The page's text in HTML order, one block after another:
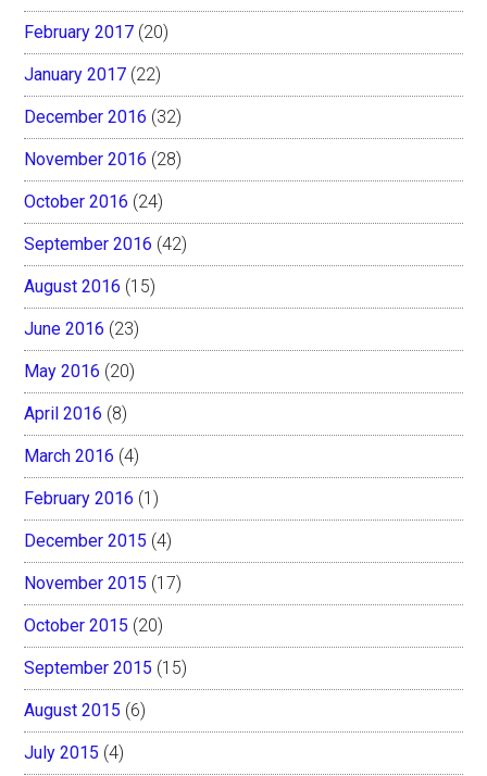
February 2017 (20)
January 2017 (22)
December 2016 (32)
November 2016 (28)
October 2016 (24)
September 2016 (42)
August 2016 (15)
June 2016 (23)
May 2016 (20)
April 2016 (8)
March 2016 (4)
February 2016 (1)
December 2015 (4)
November 2015 (17)
October 2015 (20)
September 2015 (15)
August 2015 (6)
July 2015 (4)